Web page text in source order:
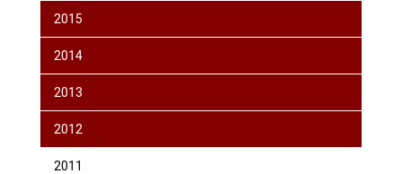
2015
2014
2013
2012
2011